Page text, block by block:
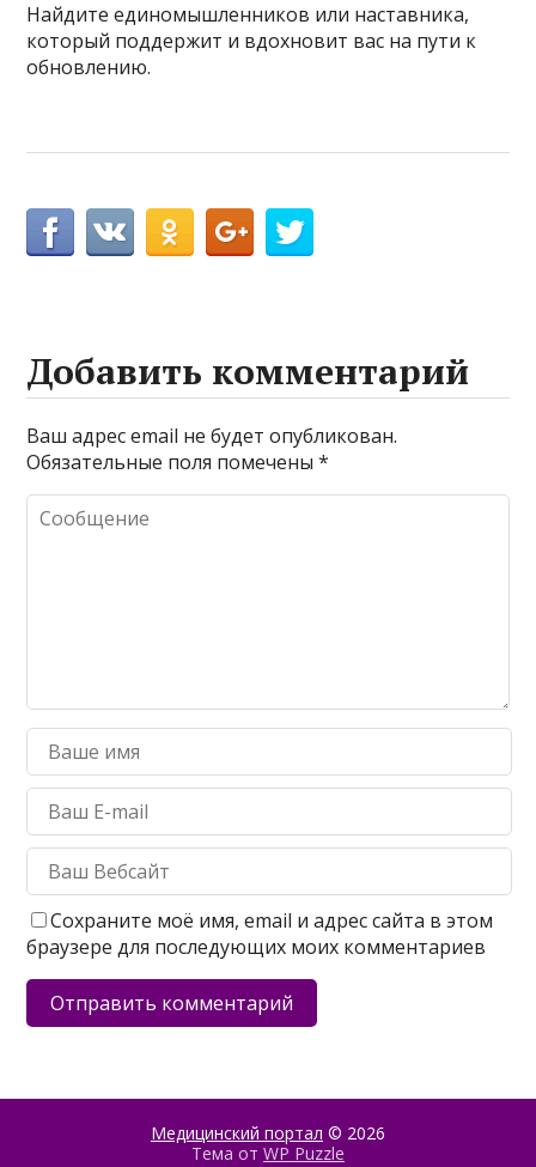
Найдите единомышленников или наставника,
который поддержит и вдохновит вас на пути к
обновлению.
Добавить комментарий
Ваш адрес email не будет опубликован.
Обязательные поля помечены*
Сохраните моё имя, email и адрес сайта в этом
браузере для последующих моих комментариев
Медицинский портал © 2026
Тема от WP Puzzle